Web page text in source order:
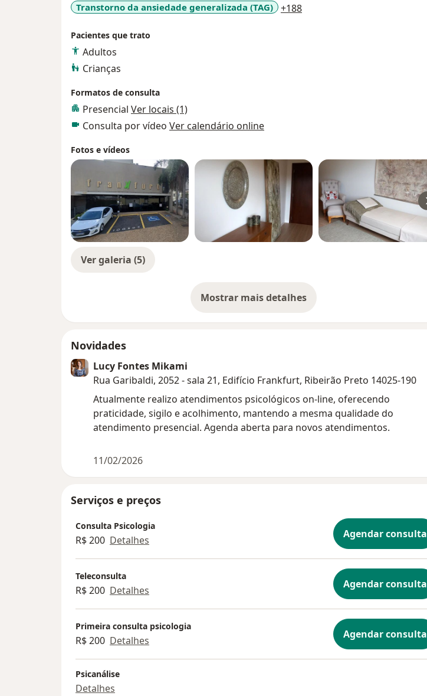
Transtorno da ansiedade generalizada (TAG)
+188a11y_sr_more_diseases
Pacientes que trato
Adultos
Crianças
Formatos de consulta
Presencial Ver locais (1)
Consulta por vídeo Ver calendário online
Fotos e vídeos
Ver galeria (5)
Mostrar mais detalhes
sobre a experiência
Novidades
Lucy Fontes Mikami
Rua Garibaldi, 2052 - sala 21, Edifício Frankfurt, Ribeirão Preto 14025-190
Atualmente realizo atendimentos psicológicos on-line, oferecendo
praticidade, sigilo e acolhimento, mantendo a mesma qualidade do
atendimento presencial. Agenda aberta para novos atendimentos.
11/02/2026
Serviços e preços
Consulta Psicologia
R$ 200 Detalhes Agendar consulta
Teleconsulta
R$ 200 Detalhes Agendar consulta
Primeira consulta psicologia
R$ 200 Detalhes Agendar consulta
Psicanálise
Detalhes